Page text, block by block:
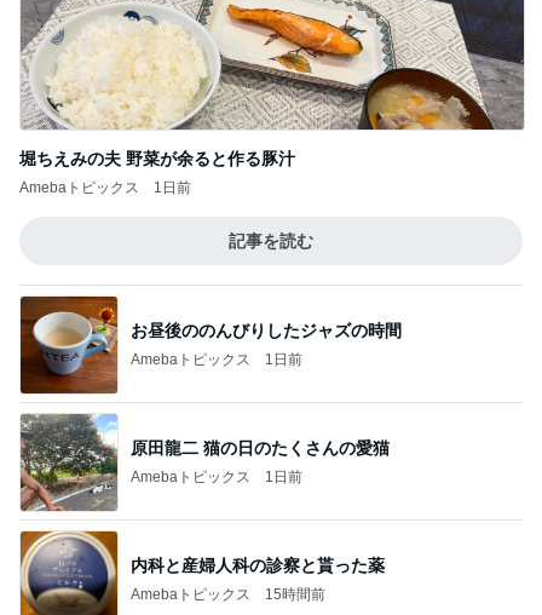
堀ちえみの夫 野菜が余ると作る豚汁
Amebaトピックス 1日前
記事を読む
お昼後ののんびりしたジャズの時間
Amebaトピックス 1日前
原田龍二 猫の日のたくさんの愛猫
Amebaトピックス 1日前
内科と産婦人科の診察と貰った薬
Amebaトピックス 15時間前